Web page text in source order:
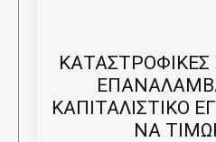
ΚΑΤΑΣΤΡΟΦΙΚΕΣ
ΚΑΠΙΤΑΛΙΣΤΙΚΟ
ΝΑ